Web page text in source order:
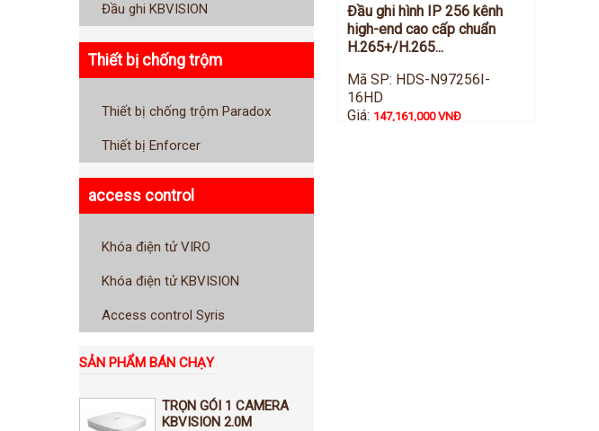
Đầu ghi KBVISION
Thiết bị chống trộm
Thiết bị chống trộm Paradox
Thiết bị Enforcer
access control
Khóa điện tử VIRO
Khóa điện tử KBVISION
Access control Syris
SẢN PHẨM BÁN CHẠY
TRỌN GÓI 1 CAMERA
KBVISION 2.0M
Đầu ghi hình IP 256 kênh
high-end cao cấp chuẩn
H.265+/H.265...
Mã SP: HDS-N97256I-
16HD
Giá: 147,161,000 VNĐ